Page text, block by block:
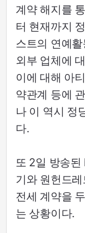
계약 해지를
터 현재까지
스트의 연예
외부 업체에
이에 대해 아
약관계 등에
나 이 역시 정
다.
또 2일 방송
기와 원헌드
전세 계약을
는 상황이다.